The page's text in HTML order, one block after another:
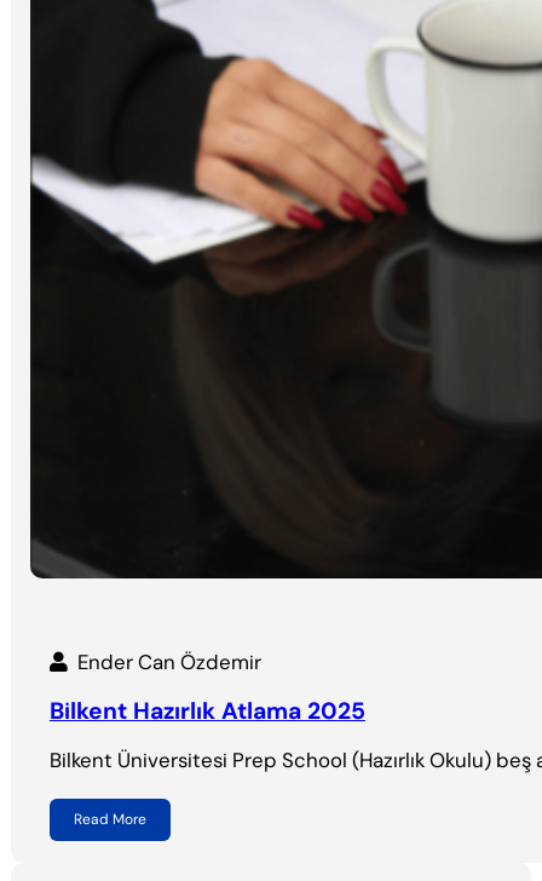
Ender Can Özdemir
Bilkent Hazırlık Atlama 2025
Bilkent Üniversitesi Prep School (Hazırlık Okulu)
Read More